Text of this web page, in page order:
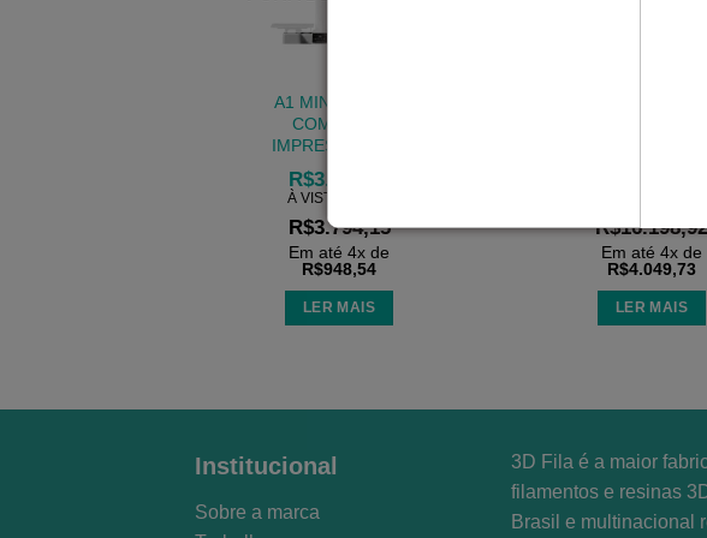
A1 MINI COMBO
COM AMS –
IMPRESSORA 3D
R$3.513,10
À VISTA NO PIX
R$3.794,15
Em até 4x de
R$948,54
LER MAIS
R$16.198,92
Em até 4x de
R$4.049,73
LER MAIS
Institucional
Sobre a marca
3D Fila é a maior
filamentos e resinas
Brasil e multinacional